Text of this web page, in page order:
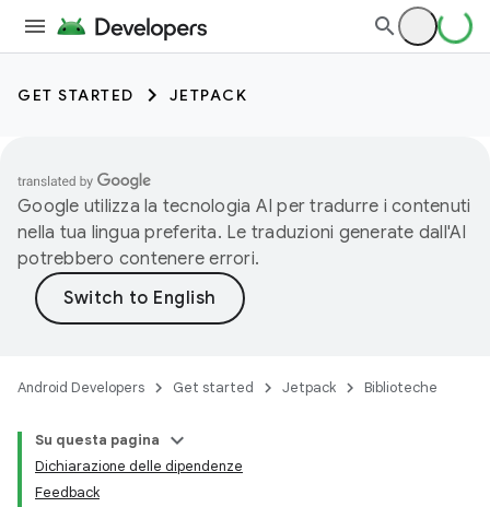
GET STARTED JETPACK
Google utilizza la tecnologia AI per tradurre i contenuti
nella tua lingua preferita. Le traduzioni generate dall'AI
potrebbero contenere errori.
Android Developers Get started Jetpack Biblioteche
Su questa pagina
Dichiarazione delle dipendenze
Feedback